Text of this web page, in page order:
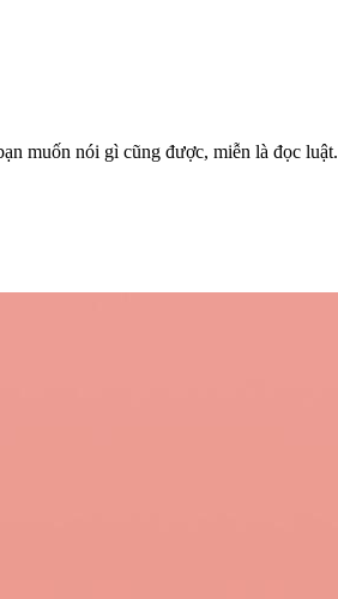
muốn nói gì cũng được, miễn là đọc luật.